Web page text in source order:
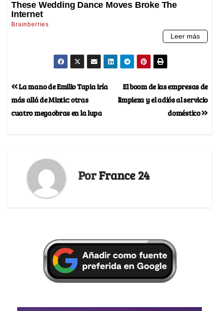
El boom de las empresas de
limpieza y el adiós al servicio
doméstico
La mano de Emilio Tapia iría
más allá de Mintic: otras
cuatro megaobras en la lupa
PorFrance 24